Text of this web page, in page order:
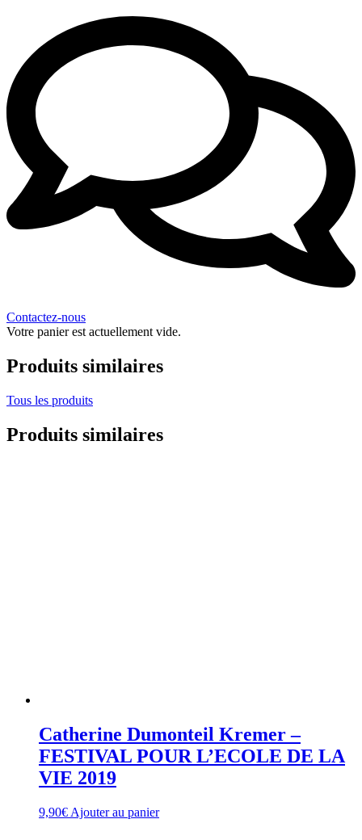
Contactez-nous
Votre panier est actuellement vide.
Produits similaires
Tous les produits
Produits similaires
Catherine Dumonteil Kremer –
FESTIVAL POUR L’ECOLE DE LA
VIE 2019
9,90€ Ajouter au panier